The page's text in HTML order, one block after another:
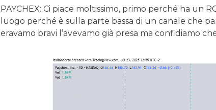
PAYCHEX: Ci piace moltissimo, primo perché ha un
luogo perché è sulla parte bassa di un canale che
eravamo bravi l’avevamo già presa ma confidiamo